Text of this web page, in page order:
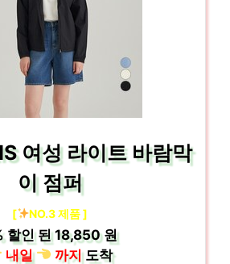
여성 라이트 바람막
이 점퍼
[ NO.3 제품 ]
할인 된18,850 원
내일
까지도착